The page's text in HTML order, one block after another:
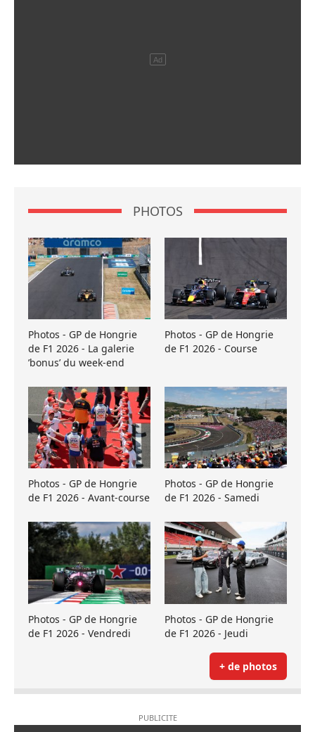
PHOTOS
Photos - GP de Hongrie
de F1 2026 - La galerie
’bonus’ du week-end
Photos - GP de Hongrie
de F1 2026 - Course
Photos - GP de Hongrie
de F1 2026 - Avant-course
Photos - GP de Hongrie
de F1 2026 - Samedi
Photos - GP de Hongrie
de F1 2026 - Vendredi
Photos - GP de Hongrie
de F1 2026 - Jeudi
+ de photos